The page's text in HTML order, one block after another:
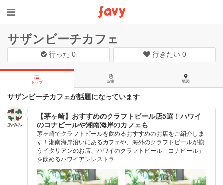
サザンビーチカフェ
行った0 行きたい 0
トップ 記事 地図
サザンビーチカフェが話題になっています
あゆみ
【茅ヶ崎】おすすめのクラフトビール店5選！ハワイ
のコナビールや湘南海岸のカフェも
茅ヶ崎でクラフトビールを飲めるおすすめのお店をご紹介しま
す！湘南海岸沿いにあるカフェや、海外のクラフトビールが揃
うイタリアンのお店、ハワイのクラフトビール「コナビール」
を飲めるハワイアンレストラ...